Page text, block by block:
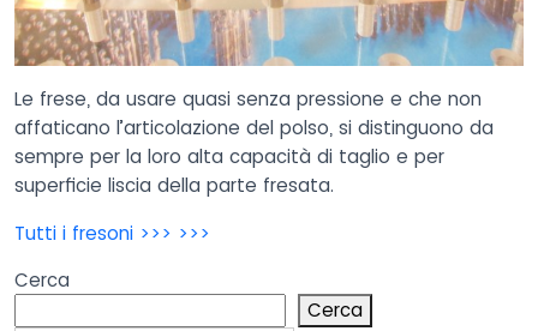
Le frese, da usare quasi senza pressione e che non
affaticano l’articolazione del polso, si distinguono da
sempre per la loro alta capacità di taglio e per
superficie liscia della parte fresata.
Tutti i fresoni >>> >>>
Cerca
Cerca